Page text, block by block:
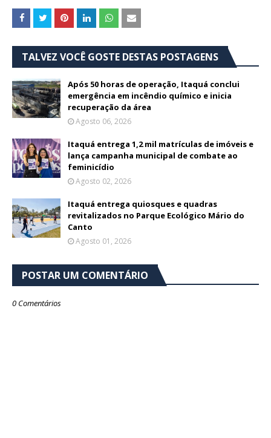
TALVEZ VOCÊ GOSTE DESTAS POSTAGENS
Após 50 horas de operação, Itaquá conclui
emergência em incêndio químico e inicia
recuperação da área
Agosto 06, 2026
Itaquá entrega 1,2 mil matrículas de imóveis e
lança campanha municipal de combate ao
feminicídio
Agosto 02, 2026
Itaquá entrega quiosques e quadras
revitalizados no Parque Ecológico Mário do
Canto
Agosto 01, 2026
POSTAR UM COMENTÁRIO
0 Comentários